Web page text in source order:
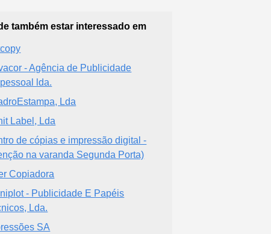
também estar interessado em
- Agência de Publicidade
lda.
Lda
Label, Lda
de cópias e impressão digital -
na varanda Segunda Porta)
Copiadora
- Publicidade E Papéis
Lda.
SA